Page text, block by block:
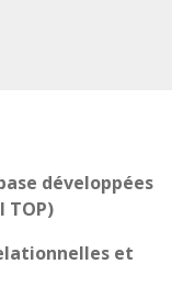
développées
TOP)
et